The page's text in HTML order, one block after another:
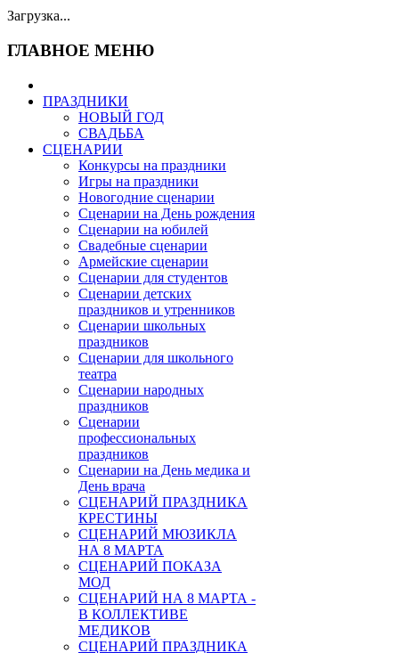
Загрузка...
ГЛАВНОЕ МЕНЮ
ПРАЗДНИКИ
НОВЫЙ ГОД
СВАДЬБА
СЦЕНАРИИ
Конкурсы на праздники
Игры на праздники
Новогодние сценарии
Сценарии на День рождения
Сценарии на юбилей
Свадебные сценарии
Армейские сценарии
Сценарии для студентов
Сценарии детских
праздников и утренников
Сценарии школьных
праздников
Сценарии для школьного
театра
Сценарии народных
праздников
Сценарии
профессиональных
праздников
Сценарии на День медика и
День врача
СЦЕНАРИЙ ПРАЗДНИКА
КРЕСТИНЫ
СЦЕНАРИЙ МЮЗИКЛА
НА 8 МАРТА
СЦЕНАРИЙ ПОКАЗА
МОД
СЦЕНАРИЙ НА 8 МАРТА -
В КОЛЛЕКТИВЕ
МЕДИКОВ
СЦЕНАРИЙ ПРАЗДНИКА